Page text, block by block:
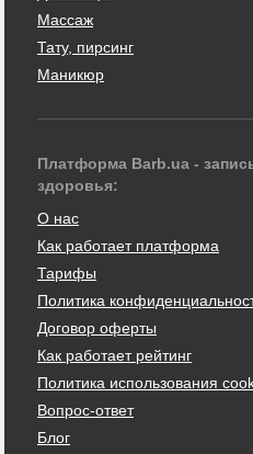
Массаж
Тату, пирсинг
Маникюр
Платформа Barb.ua -
здоровья:
О нас
Как работает платформа
Тарифы
Политика
Договор оферты
Как работает рейтинг
Политика использования
Вопрос-ответ
Блог